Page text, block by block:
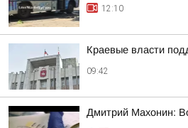
12:10
Краевые власти
09:42
Дмитрий Махонин: